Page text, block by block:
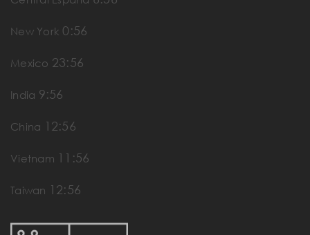
New York 0:56
Mexico 23:56
India 9:56
China 12:56
Vietnam 11:56
Taiwan 12:56